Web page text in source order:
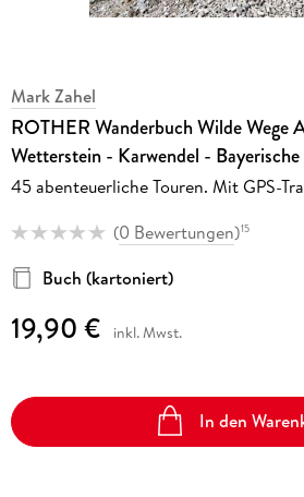
Mark Zahel
ROTHER Wanderbuch Wilde Wege
Wetterstein - Karwendel -
45 abenteuerliche Touren. Mit GPS-
(0 Bewertungen)15
Buch (kartoniert)
19,90 € inkl. Mwst.
In den